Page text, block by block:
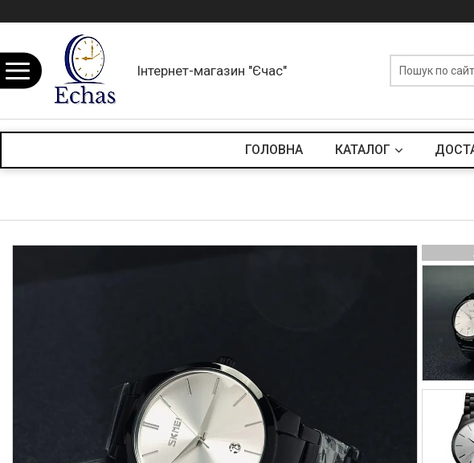
Інтернет-магазин "Єчас"
ГОЛОВНА КАТАЛОГ